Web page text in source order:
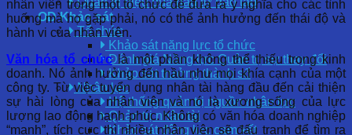
OD Khảo sát
Tổ chức
Khảo sát năng lực tổ chức
Đánh giá Năng lực Quản trị sự thay đổi
Khảo sát trưởng thành số
Nhân lực
Hệ thống quản trị nguồn nhân lực
Quản trị nhân tài
Khảo sát động lực cam kết
nhân viên trong một tổ chức để đưa ra ý nghĩa cho các tình
huống mà họ gặp phải, nó có thể ảnh hưởng đến thái độ và
hành vi của nhân viên.
Văn hóa tổ chứclà một phần không thể thiếu trong kinh
doanh. Nó ảnh hưởng đến hầu như mọi khía cạnh của một
công ty. Từ việc tuyển dụng nhân tài hàng đầu đến cải thiện
sự hài lòng của nhân viên và nó là xương sống của lực
lượng lao động hạnh phúc. Không có văn hóa doanh nghiệp
“mạnh”, tích cực thì nhiều nhân viên sẽ đấu tranh để tìm ra